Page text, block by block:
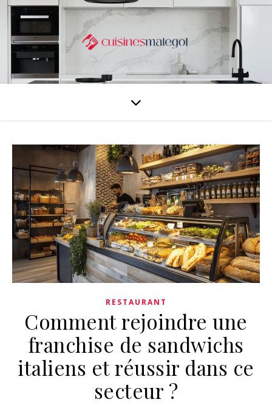
RESTAURANT
Comment rejoindre une
franchise de sandwichs
italiens et réussir dans ce
secteur ?